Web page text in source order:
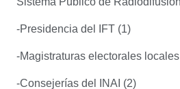
-Presidencia del IFT (1)
-Magistraturas electorales
-Consejerías del INAI (2)